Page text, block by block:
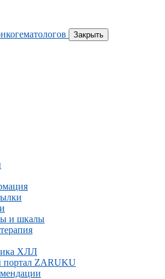
Закрыть
и шкалы
ХЛЛ
ZARUKU